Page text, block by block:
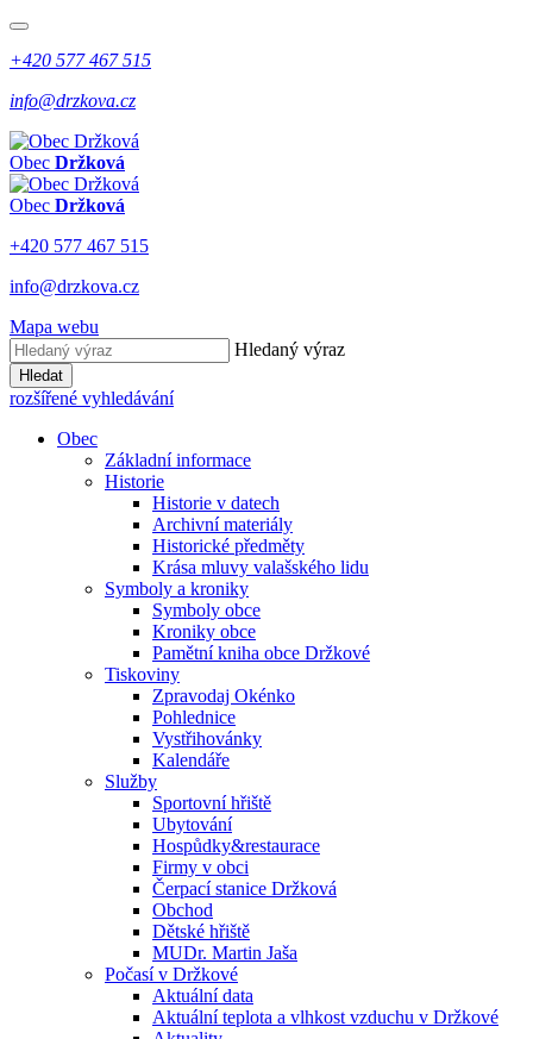
+420 577 467 515
info@drzkova.cz
Obec Držková
Obec Držková
+420 577 467 515
info@drzkova.cz
Mapa webu
Hledaný výraz
Hledat
rozšířené vyhledávání
Obec
Základní informace
Historie
Historie v datech
Archivní materiály
Historické předměty
Krása mluvy valašského lidu
Symboly a kroniky
Symboly obce
Kroniky obce
Pamětní kniha obce Držkové
Tiskoviny
Zpravodaj Okénko
Pohlednice
Vystřihovánky
Kalendáře
Služby
Sportovní hřiště
Ubytování
Hospůdky&restaurace
Firmy v obci
Čerpací stanice Držková
Obchod
Dětské hřiště
MUDr. Martin Jaša
Počasí v Držkové
Aktuální data
Aktuální teplota a vlhkost vzduchu v Držkové